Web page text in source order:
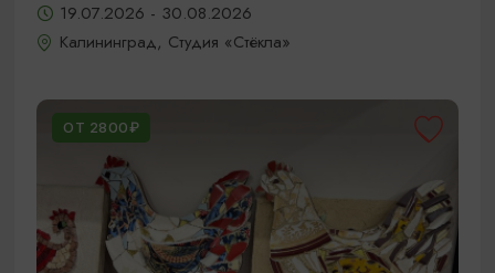
19.07.2026 - 30.08.2026
Калининград, Студия «Стёкла»
ОТ 2800₽